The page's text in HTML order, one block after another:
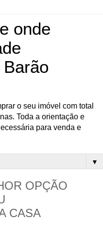
onde
o seu imóvel com total
Toda a orientação e
para venda e
▼
OPÇÃO
CASA